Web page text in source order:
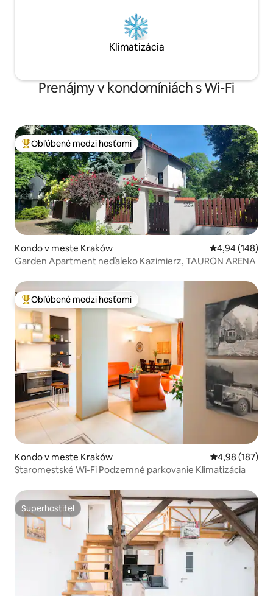
Klimatizácia
Prenájmy v kondomíniách s Wi-Fi
Najobľúbenejšie medzi hosťami
Obľúbené medzi hosťami
Kondo v meste Kraków Priemerné
4,94 (148)
Garden Apartment neďaleko Kazimierz, TAURON ARENA
Najobľúbenejšie medzi hosťami
Obľúbené medzi hosťami
Kondo v meste Kraków Priemerné
4,98 (187)
Staromestské Wi-Fi Podzemné parkovanie Klimatizácia
Superhostiteľ
Superhostiteľ